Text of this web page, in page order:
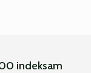
indeksam